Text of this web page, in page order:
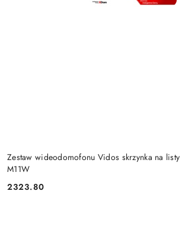
Zestaw wideodomofonu Vidos skrzynka na
M11W
Cena:
2323.80